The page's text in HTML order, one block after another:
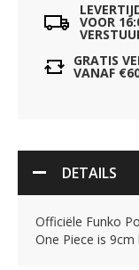
VOOR
GRATIS
VANAF
DETAILS
Officiële Funko
One Piece is 9cm